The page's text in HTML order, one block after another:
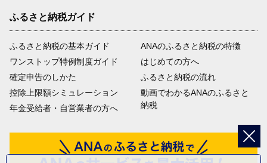
ふるさと納税ガイド
ふるさと納税の基本ガイド
ワンストップ特例制度ガイド
確定申告のしかた
控除上限額シミュレーション
年金受給者・自営業者の方へ
ANAのふるさと納税の特徴
はじめての方へ
ふるさと納税の流れ
動画でわかるANAのふるさと
納税